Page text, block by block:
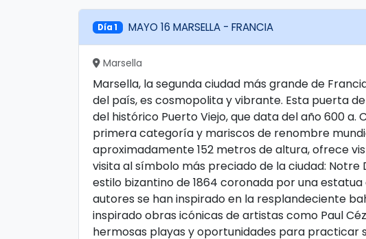
Día 1 MAYO 16 MARSELLA - FRANCIA
Marsella
Marsella, la segunda ciudad más grande de
del país, es cosmopolita y vibrante. Esta puerta
del histórico Puerto Viejo, que data del año 600 a.
primera categoría y mariscos de renombre
aproximadamente 152 metros de altura, ofrece
visita al símbolo más preciado de la ciudad: Notre
estilo bizantino de 1864 coronada por una
autores se han inspirado en la resplandeciente
inspirado obras icónicas de artistas como Paul
hermosas playas y oportunidades para practicar